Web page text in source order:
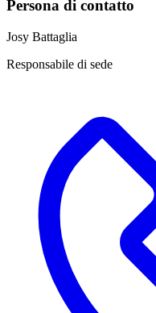
Persona di contatto
Josy Battaglia
Responsabile di sede